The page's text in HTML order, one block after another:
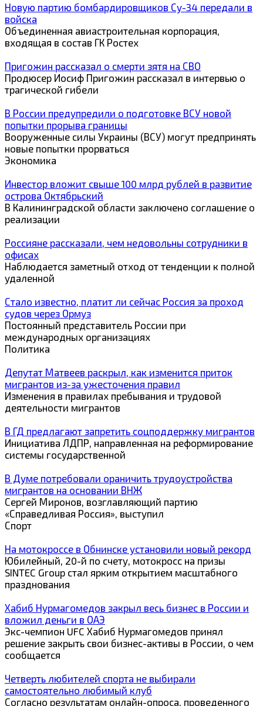
Новую партию бомбардировщиков Су-34 передали в
войска
Объединенная авиастроительная корпорация,
входящая в состав ГК Ростех
Пригожин рассказал о смерти зятя на СВО
Продюсер Иосиф Пригожин рассказал в интервью о
трагической гибели
В России предупредили о подготовке ВСУ новой
попытки прорыва границы
Вооруженные силы Украины (ВСУ) могут предпринять
новые попытки прорваться
Экономика
Инвестор вложит свыше 100 млрд рублей в развитие
острова Октябрьский
В Калининградской области заключено соглашение о
реализации
Россияне рассказали, чем недовольны сотрудники в
офисах
Наблюдается заметный отход от тенденции к полной
удаленной
Стало известно, платит ли сейчас Россия за проход
судов через Ормуз
Постоянный представитель России при
международных организациях
Политика
Депутат Матвеев раскрыл, как изменится приток
мигрантов из-за ужесточения правил
Изменения в правилах пребывания и трудовой
деятельности мигрантов
В ГД предлагают запретить соцподдержку мигрантов
Инициатива ЛДПР, направленная на реформирование
системы государственной
В Думе потребовали ораничить трудоустройства
мигрантов на основании ВНЖ
Сергей Миронов, возглавляющий партию
«Справедливая Россия», выступил
Спорт
На мотокроссе в Обнинске установили новый рекорд
Юбилейный, 20-й по счету, мотокросс на призы
SINTEC Group стал ярким открытием масштабного
празднования
Хабиб Нурмагомедов закрыл весь бизнес в России и
вложил деньги в ОАЭ
Экс-чемпион UFC Хабиб Нурмагомедов принял
решение закрыть свои бизнес-активы в России, о чем
сообщается
Четверть любителей спорта не выбирали
самостоятельно любимый клуб
Согласно результатам онлайн-опроса, проведенного